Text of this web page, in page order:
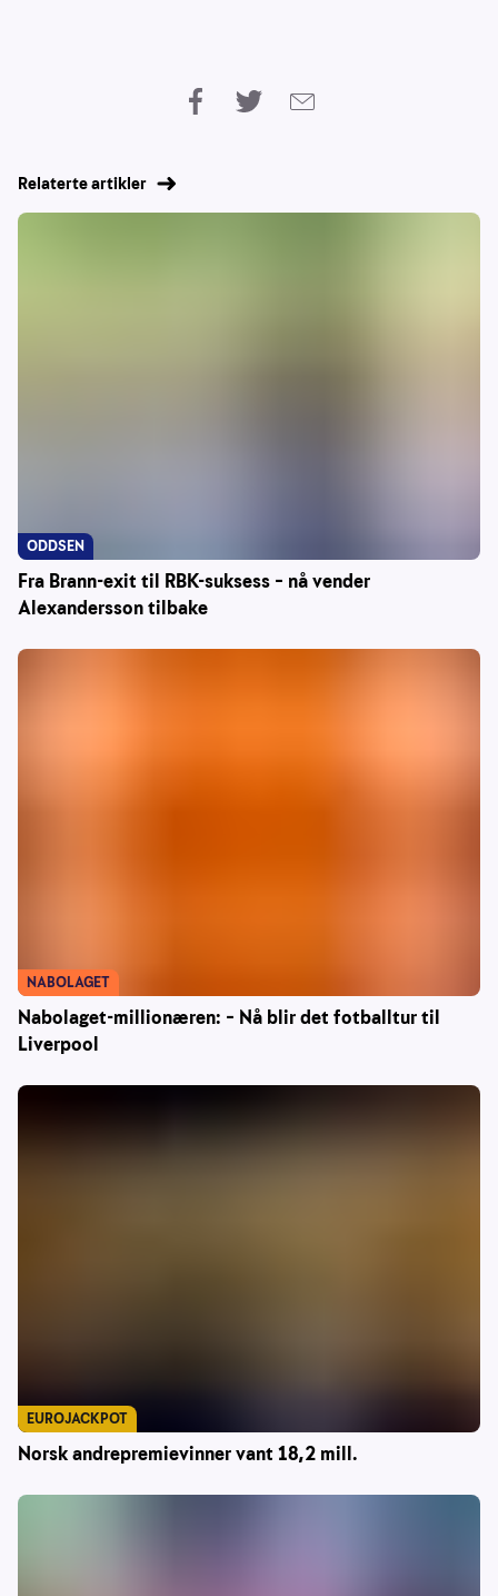
Relaterte artikler
Fra Brann-exit til RBK-suksess – nå vender
Alexandersson tilbake
ODDSEN
Nabolaget-millionæren: – Nå blir det fotballtur til
Liverpool
NABOLAGET
Norsk andrepremievinner vant 18,2 mill.
EUROJACKPOT